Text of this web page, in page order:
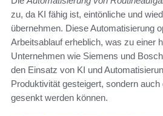
zu, da KI fähig ist, eintönliche und
übernehmen. Diese Automatisierung
Arbeitsablauf erheblich, was zu einer
Unternehmen wie Siemens und
den Einsatz von KI und
Produktivität gesteigert, sondern
gesenkt werden können.